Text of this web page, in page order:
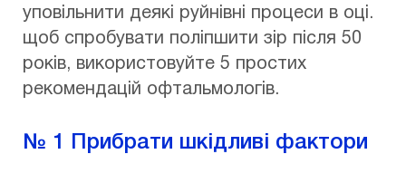
уповільнити деякі руйнівні процеси в оці.
щоб спробувати поліпшити зір після 50
років, використовуйте 5 простих
рекомендацій офтальмологів.
№ 1 Прибрати шкідливі фактори